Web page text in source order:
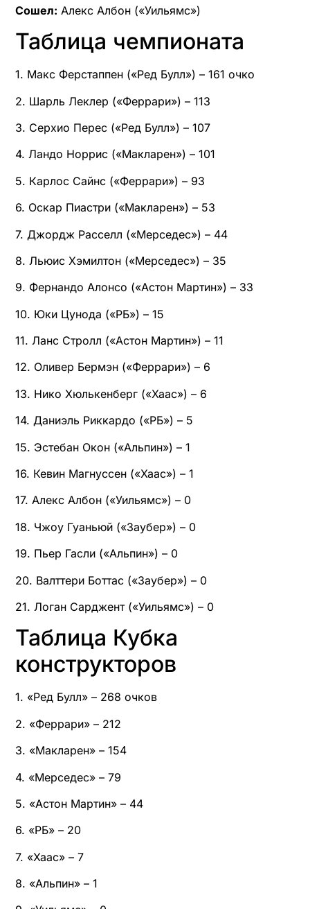
Сошел: Алекс Албон («Уильямс»)
Таблица чемпионата
1. Макс Ферстаппен («Ред Булл») – 161 очко
2. Шарль Леклер («Феррари») – 113
3. Серхио Перес («Ред Булл») – 107
4. Ландо Норрис («Макларен») – 101
5. Карлос Сайнс («Феррари») – 93
6. Оскар Пиастри («Макларен») – 53
7. Джордж Расселл («Мерседес») – 44
8. Льюис Хэмилтон («Мерседес») – 35
9. Фернандо Алонсо («Астон Мартин») – 33
10. Юки Цунода («РБ») – 15
11. Ланс Стролл («Астон Мартин») – 11
12. Оливер Бермэн («Феррари») – 6
13. Нико Хюлькенберг («Хаас») – 6
14. Даниэль Риккардо («РБ») – 5
15. Эстебан Окон («Альпин») – 1
16. Кевин Магнуссен («Хаас») – 1
17. Алекс Албон («Уильямс») – 0
18. Чжоу Гуаньюй («Заубер») – 0
19. Пьер Гасли («Альпин») – 0
20. Валттери Боттас («Заубер») – 0
21. Логан Сарджент («Уильямс») – 0
Таблица Кубка
конструкторов
1. «Ред Булл» – 268 очков
2. «Феррари» – 212
3. «Макларен» – 154
4. «Мерседес» – 79
5. «Астон Мартин» – 44
6. «РБ» – 20
7. «Хаас» – 7
8. «Альпин» – 1